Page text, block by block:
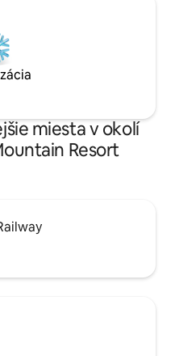
miesta v okolí
Resort